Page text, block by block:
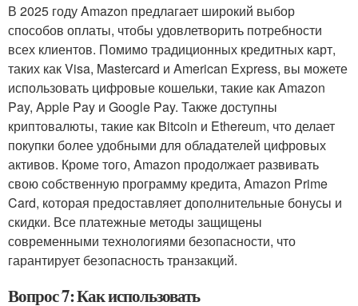
В 2025 году Amazon предлагает широкий выбор
способов оплаты, чтобы удовлетворить потребности
всех клиентов. Помимо традиционных кредитных карт,
таких как Visa, Mastercard и American Express, вы можете
использовать цифровые кошельки, такие как Amazon
Pay, Apple Pay и Google Pay. Также доступны
криптовалюты, такие как Bitcoin и Ethereum, что делает
покупки более удобными для обладателей цифровых
активов. Кроме того, Amazon продолжает развивать
свою собственную программу кредита, Amazon Prime
Card, которая предоставляет дополнительные бонусы и
скидки. Все платежные методы защищены
современными технологиями безопасности, что
гарантирует безопасность транзакций.
Вопрос 7: Как использовать